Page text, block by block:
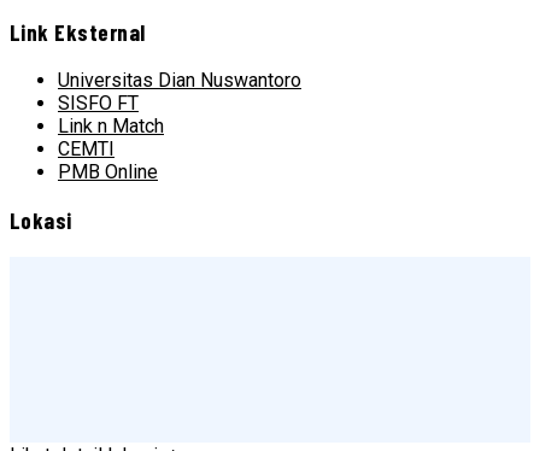
Link Eksternal
Universitas Dian Nuswantoro
SISFO FT
Link n Match
CEMTI
PMB Online
Lokasi